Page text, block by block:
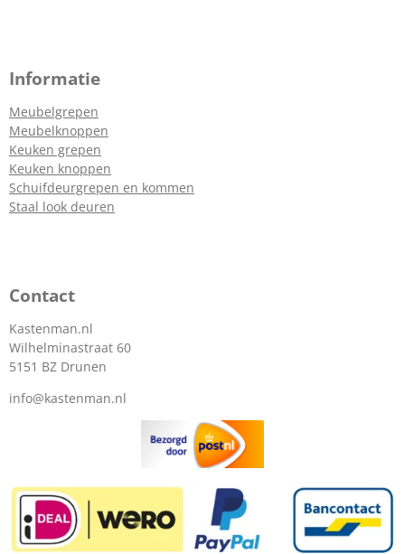
Informatie
Meubelgrepen
Meubelknoppen
Keuken grepen
Keuken knoppen
Schuifdeurgrepen en kommen
Staal look deuren
Contact
Kastenman.nl
Wilhelminastraat 60
5151 BZ Drunen
info@kastenman.nl